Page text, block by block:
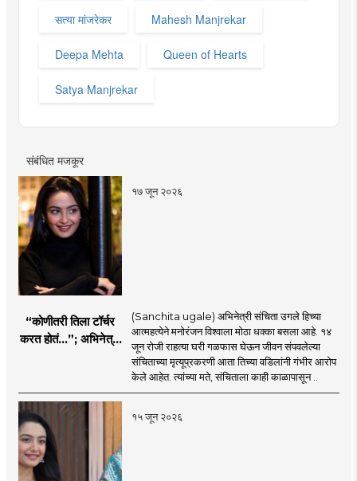
सत्या मांजरेकर Mahesh Manjrekar
Deepa Mehta Queen of Hearts
Satya Manjrekar
संबंधित मजकूर
१७ जून २०२६
“कोणीतरी तिला टॉर्चर
करत होतं...”; अभिनेत्री
(Sanchita ugale) अभिनेत्री संचिता उगले हिच्या
आत्महत्येने मनोरंजन विश्वाला मोठा धक्का बसला आहे. १४
जून रोजी राहत्या घरी गळफास घेऊन जीवन संपवलेल्या
संचिताच्या मृत्यूप्रकरणी आता तिच्या वडिलांनी गंभीर आरोप
केले आहेत. त्यांच्या मते, संचिताला काही काळापासून ..
१५ जून २०२६